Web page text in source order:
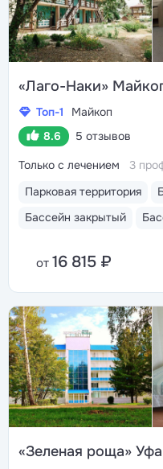
«Лаго-Наки»
Топ-1
Майкоп
8.6
5 отзывов
Парковая территория
Бассейн закрытый
Только с лечением 3
от 16 815 ₽
«Зеленая роща»